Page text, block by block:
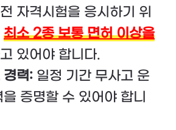
자격시험을 응시하기 위
최소 2종 보통 면허 이상을
있어야 합니다.
경력: 일정 기간 무사고 운
증명할 수 있어야 합니